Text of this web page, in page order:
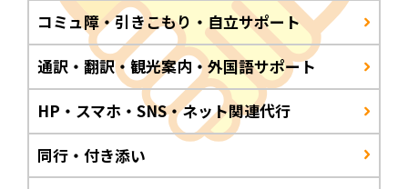
コミュ障・引きこもり・自立サポート
通訳・翻訳・観光案内・外国語サポート
HP・スマホ・SNS・ネット関連代行
同行・付き添い